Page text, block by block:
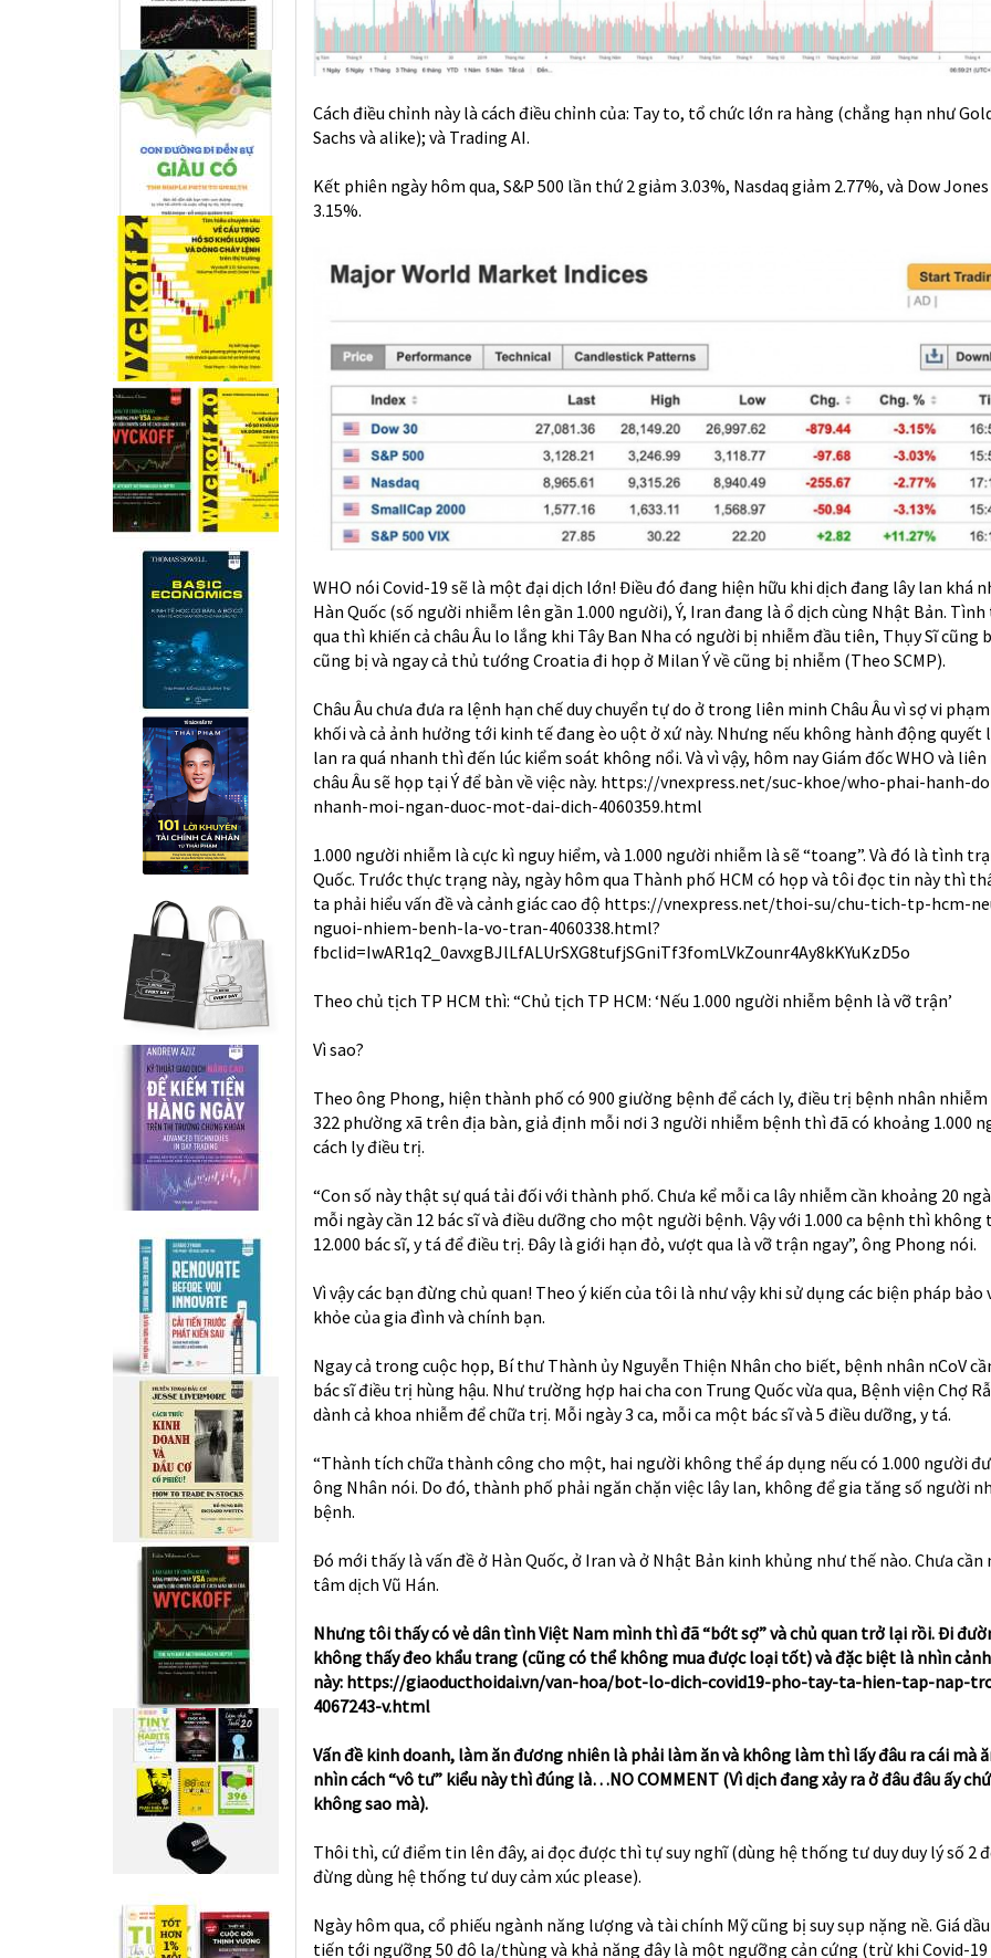
Cách điều chỉnh này là cách điều chỉnh của: Tay to, tổ chức lớn ra hàng (chẳng hạn như
Sachs và alike); và Trading AI.
Kết phiên ngày hôm qua, S&P 500 lần thứ 2 giảm 3.03%, Nasdaq giảm 2.77%, và Dow
3.15%.
WHO nói Covid-19 sẽ là một đại dịch lớn! Điều đó đang hiện hữu khi dịch đang lây lan khá
Hàn Quốc (số người nhiễm lên gần 1.000 người), Ý, Iran đang là ổ dịch cùng Nhật Bản.
qua thì khiến cả châu Âu lo lắng khi Tây Ban Nha có người bị nhiễm đầu tiên, Thụy Sĩ cũng
cũng bị và ngay cả thủ tướng Croatia đi họp ở Milan Ý về cũng bị nhiễm (Theo SCMP).
Châu Âu chưa đưa ra lệnh hạn chế duy chuyển tự do ở trong liên minh Châu Âu vì sợ vi
khối và cả ảnh hưởng tới kinh tế đang èo uột ở xứ này. Nhưng nếu không hành động quyết
lan ra quá nhanh thì đến lúc kiểm soát không nổi. Và vì vậy, hôm nay Giám đốc WHO và
châu Âu sẽ họp tại Ý để bàn về việc này. https://vnexpress.net/suc-khoe/who-phai-hanh-
nhanh-moi-ngan-duoc-mot-dai-dich-4060359.html
1.000 người nhiễm là cực kì nguy hiểm, và 1.000 người nhiễm là sẽ “toang”. Và đó là tình
Quốc. Trước thực trạng này, ngày hôm qua Thành phố HCM có họp và tôi đọc tin này thì
ta phải hiểu vấn đề và cảnh giác cao độ https://vnexpress.net/thoi-su/chu-tich-tp-hcm-
nguoi-nhiem-benh-la-vo-tran-4060338.html?
fbclid=IwAR1q2_0avxgBJlLfALUrSXG8tufjSGniTf3fomLVkZounr4Ay8kKYuKzD5o
Theo chủ tịch TP HCM thì: “Chủ tịch TP HCM: ‘Nếu 1.000 người nhiễm bệnh là vỡ trận’
Vì sao?
Theo ông Phong, hiện thành phố có 900 giường bệnh để cách ly, điều trị bệnh nhân nhiễm
322 phường xã trên địa bàn, giả định mỗi nơi 3 người nhiễm bệnh thì đã có khoảng 1.000
cách ly điều trị.
“Con số này thật sự quá tải đối với thành phố. Chưa kể mỗi ca lây nhiễm cần khoảng 20
mỗi ngày cần 12 bác sĩ và điều dưỡng cho một người bệnh. Vậy với 1.000 ca bệnh thì không
12.000 bác sĩ, y tá để điều trị. Đây là giới hạn đỏ, vượt qua là vỡ trận ngay”, ông Phong nói.
Vì vậy các bạn đừng chủ quan! Theo ý kiến của tôi là như vậy khi sử dụng các biện pháp bảo
khỏe của gia đình và chính bạn.
Ngay cả trong cuộc họp, Bí thư Thành ủy Nguyễn Thiện Nhân cho biết, bệnh nhân nCoV
bác sĩ điều trị hùng hậu. Như trường hợp hai cha con Trung Quốcvừa qua, Bệnh viện Chợ
dành cả khoa nhiễm để chữa trị. Mỗi ngày 3 ca, mỗi ca một bác sĩ và 5 điều dưỡng, y tá.
“Thành tích chữa thành công cho một, hai người không thể áp dụng nếu có 1.000 người
ông Nhân nói. Do đó, thành phố phải ngăn chặn việc lây lan, không để gia tăng số người
bệnh.
Đó mới thấy là vấn đề ở Hàn Quốc, ở Iran và ở Nhật Bản kinh khủng như thế nào. Chưa cần
tâm dịch Vũ Hán.
Nhưng tôi thấy có vẻ dân tình Việt Nam mình thì đã “bớt sợ” và chủ quan trở lại rồi. Đi
không thấy đeo khẩu trang (cũng có thể không mua được loại tốt) và đặc biệt là nhìn cảnh
này: https://giaoducthoidai.vn/van-hoa/bot-lo-dich-covid19-pho-tay-ta-hien-tap-nap-
4067243-v.html
Vấn đề kinh doanh, làm ăn đương nhiên là phải làm ăn và không làm thì lấy đâu ra cái mà
nhìn cách “vô tư” kiểu này thì đúng là…NO COMMENT (Vì dịch đang xảy ra ở đâu đâu ấy
không sao mà).
Thôi thì, cứ điểm tin lên đây, ai đọc được thì tự suy nghĩ (dùng hệ thống tư duy duy lý số 2
đừng dùng hệ thống tư duy cảm xúc please).
Ngày hôm qua, cổ phiếu ngành năng lượng và tài chính Mỹ cũng bị suy sụp nặng nề. Giá
tiến tới ngưỡng 50 đô la/thùng và khả năng đây là một ngưỡng cản cứng (trừ khi Covid-19